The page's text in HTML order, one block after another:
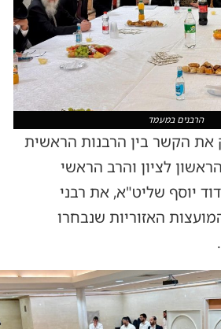
הרבנים במעמד
את הקשר בין הרבנות הראשית
לציון והרב הראשי
יוסף שליט"א, את רבני
האזוריות שנבחרו